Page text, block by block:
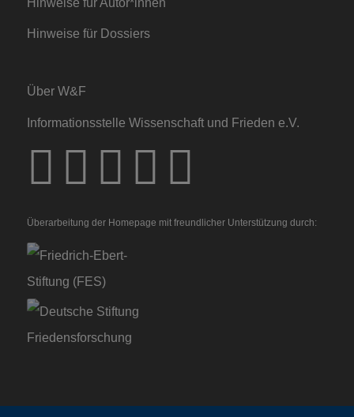
Hinweise für Dossiers
Über W&F
Informationsstelle Wissenschaft und Frieden e.V.
Überarbeitung der Homepage mit freundlicher Unterstützung durch: